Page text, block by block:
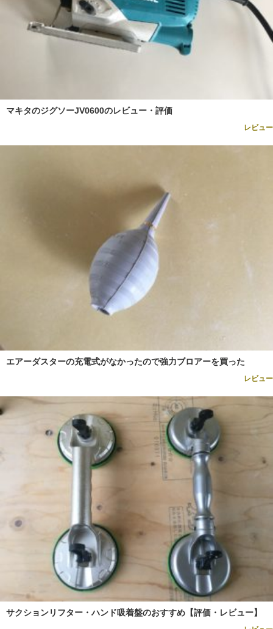
マキタのジグソーJV0600のレビュー・評価
レビュー
エアーダスターの充電式がなかったので強力ブロアーを買った
レビュー
サクションリフター・ハンド吸着盤のおすすめ【評価・レビュー】